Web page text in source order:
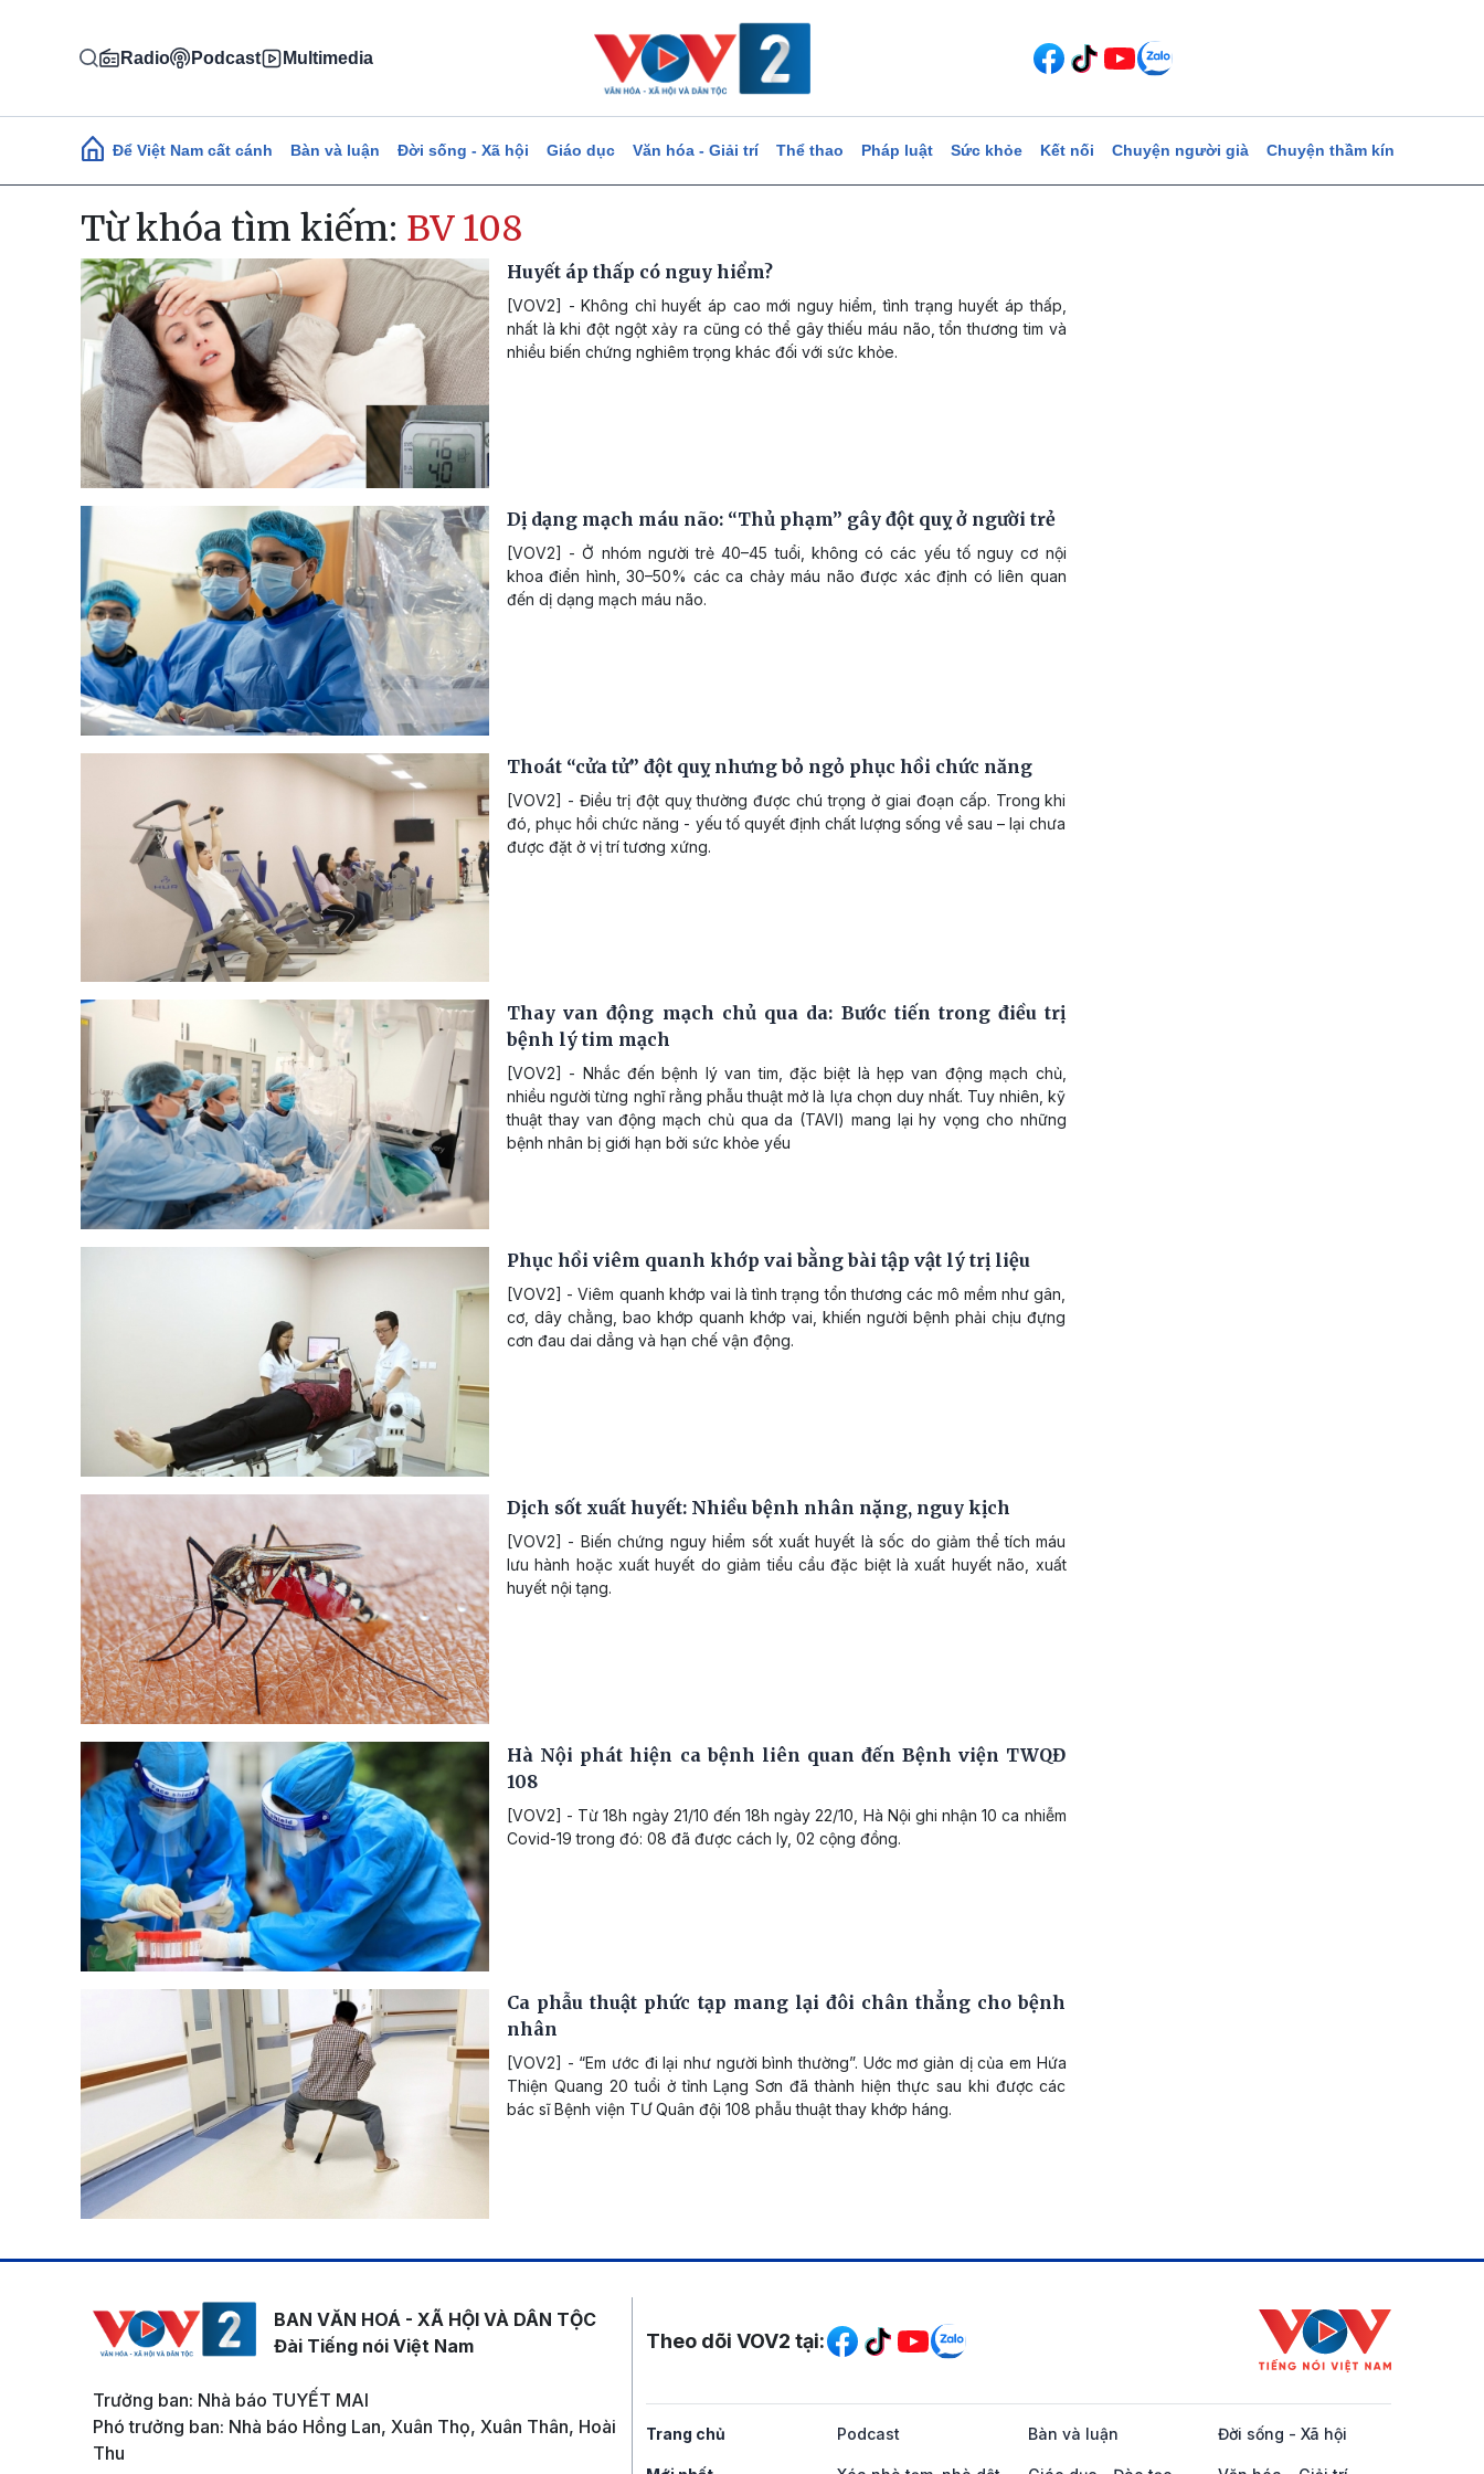
Radio Podcast Multimedia
Main navigation
Để Việt Nam cất cánh Bàn và luận Đời sống - Xã hội Giáo dục Văn hóa - Giải trí Thể thao Pháp luật Sức khỏe Kết nối Chuyện người già Chuyện thầm kín
Từ khóa tìm kiếm: BV 108
Huyết áp thấp có nguy hiểm?
[VOV2] - Không chỉ huyết áp cao mới nguy hiểm, tình trạng huyết áp thấp,
nhất là khi đột ngột xảy ra cũng có thể gây thiếu máu não, tổn thương tim và
nhiều biến chứng nghiêm trọng khác đối với sức khỏe.
Dị dạng mạch máu não: “Thủ phạm” gây đột quỵ ở người trẻ
[VOV2] - Ở nhóm người trẻ 40–45 tuổi, không có các yếu tố nguy cơ nội
khoa điển hình, 30–50% các ca chảy máu não được xác định có liên quan
đến dị dạng mạch máu não.
Thoát “cửa tử” đột quỵ nhưng bỏ ngỏ phục hồi chức năng
[VOV2] - Điều trị đột quỵ thường được chú trọng ở giai đoạn cấp. Trong khi
đó, phục hồi chức năng - yếu tố quyết định chất lượng sống về sau – lại chưa
được đặt ở vị trí tương xứng.
Thay van động mạch chủ qua da: Bước tiến trong điều trị
bệnh lý tim mạch
[VOV2] - Nhắc đến bệnh lý van tim, đặc biệt là hẹp van động mạch chủ,
nhiều người từng nghĩ rằng phẫu thuật mở là lựa chọn duy nhất. Tuy nhiên, kỹ
thuật thay van động mạch chủ qua da (TAVI) mang lại hy vọng cho những
bệnh nhân bị giới hạn bởi sức khỏe yếu
Phục hồi viêm quanh khớp vai bằng bài tập vật lý trị liệu
[VOV2] - Viêm quanh khớp vai là tình trạng tổn thương các mô mềm như gân,
cơ, dây chằng, bao khớp quanh khớp vai, khiến người bệnh phải chịu đựng
cơn đau dai dẳng và hạn chế vận động.
Dịch sốt xuất huyết: Nhiều bệnh nhân nặng, nguy kịch
[VOV2] - Biến chứng nguy hiểm sốt xuất huyết là sốc do giảm thể tích máu
lưu hành hoặc xuất huyết do giảm tiểu cầu đặc biệt là xuất huyết não, xuất
huyết nội tạng.
Hà Nội phát hiện ca bệnh liên quan đến Bệnh viện TWQĐ
108
[VOV2] - Từ 18h ngày 21/10 đến 18h ngày 22/10, Hà Nội ghi nhận 10 ca nhiễm
Covid-19 trong đó: 08 đã được cách ly, 02 cộng đồng.
Ca phẫu thuật phức tạp mang lại đôi chân thẳng cho bệnh
nhân
[VOV2] - “Em ước đi lại như người bình thường”. Uớc mơ giản dị của em Hứa
Thiện Quang 20 tuổi ở tỉnh Lạng Sơn đã thành hiện thực sau khi được các
bác sĩ Bệnh viện TƯ Quân đội 108 phẫu thuật thay khớp háng.
BAN VĂN HOÁ - XÃ HỘI VÀ DÂN TỘC
Đài Tiếng nói Việt Nam
Trưởng ban: Nhà báo TUYẾT MAI
Phó trưởng ban: Nhà báo Hồng Lan, Xuân Thọ, Xuân Thân, Hoài
Thu
Mạng xã hội
Theo dõi VOV2 tại:
Trang chủ Podcast Bàn và luận Đời sống - Xã hội